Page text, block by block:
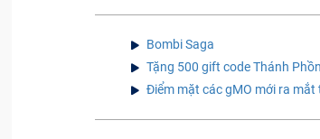
Bombi Saga
Tặng 500 gift code Thánh
Điểm mặt các gMO mới ra